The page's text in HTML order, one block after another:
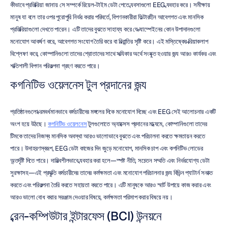
কীভাবে প্রতিক্রিয়া জানায় সে সম্পর্কে রিয়েল-টাইম ডেটা পেতে ব্যবসাগুলো EEG ব্যবহার করে। সমীক্ষায়
মানুষ যা বলে তার ওপর পুরোপুরি নির্ভর করার পরিবর্তে, বিপণনকারীরা ফিল্টারহীন আবেগগত এবং মানসিক
প্রতিক্রিয়াগুলো দেখতে পারেন। এটি তাদের বুঝতে সাহায্য করে যে ক্যাম্পেইনের কোন উপাদানগুলো
মনোযোগ আকর্ষণ করে, আবেগগত সংযোগ তৈরি করে বা বিভ্রান্তির সৃষ্টি করে। এই মস্তিষ্কের ক্রিয়াকলাপ
বিশ্লেষণ করে, কোম্পানিগুলো তাদের শ্রোতাদের সাথে সত্যিকার অর্থে সংযুক্ত হওয়ার জন্য আরও কার্যকর এবং
শক্তিশালী বিপণন পরিকল্পনা গ্রহণ করতে পারে।
কগনিটিভ ওয়েলনেস টুল প্রদানের জন্য
প্রতিষ্ঠানগুলো ক্রমবর্ধমানভাবে কর্মচারীদের মঙ্গলের দিকে মনোযোগ দিচ্ছে এবং EEG সেই আলোচনার একটি
অংশ হয়ে উঠছে। কগনিটিভ ওয়েলনেস টুলগুলোতে অ্যাক্সেস প্রদানের মাধ্যমে, কোম্পানিগুলো তাদের
টিমকে তাদের নিজস্ব মানসিক অবস্থা আরও ভালোভাবে বুঝতে এবং পরিচালনা করতে ক্ষমতায়ন করতে
পারে। উদাহরণস্বরূপ, EEG ডেটা কাজের দিন জুড়ে মনোযোগ, মানসিক চাপ এবং কগনিটিভ লোডের
অন্তর্দৃষ্টি দিতে পারে। দায়িত্বশীলভাবে ব্যবহার করা হলে—স্পষ্ট নীতি, সচেতন সম্মতি এবং নির্ভরযোগ্য ডেটা
সুরক্ষাসহ—এই প্রযুক্তি কর্মচারীদের তাদের কর্মক্ষমতা এবং মনোযোগ পরিচালনার জন্য বিভিন্ন প্যাটার্ন সনাক্ত
করতে এবং পরিকল্পনা তৈরি করতে সহায়তা করতে পারে। এটি মানুষকে আরও স্মার্ট উপায়ে কাজ করার এবং
আরও ভালো বোধ করার সরঞ্জাম দেওয়ার বিষয়ে, কর্মক্ষমতা পরিমাপ করার বিষয়ে নয়।
ব্রেন-কম্পিউটার ইন্টারফেস (BCI) উন্নয়নে